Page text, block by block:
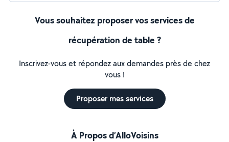
Vous souhaitez proposer vos services de
récupération de table ?
Inscrivez-vous et répondez aux demandes près de chez
vous !
Proposer mes services
À Propos d’AlloVoisins